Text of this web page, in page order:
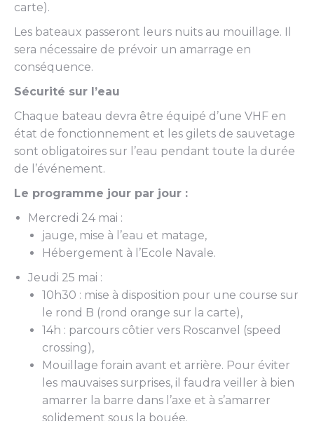
carte).
Les bateaux passeront leurs nuits au mouillage. Il
sera nécessaire de prévoir un amarrage en
conséquence.
Sécurité sur l’eau
Chaque bateau devra être équipé d’une VHF en
état de fonctionnement et les gilets de sauvetage
sont obligatoires sur l’eau pendant toute la durée
de l’événement.
Le programme jour par jour :
Mercredi 24 mai :
jauge, mise à l’eau et matage,
Hébergement à l’Ecole Navale.
Jeudi 25 mai :
10h30 : mise à disposition pour une course sur
le rond B (rond orange sur la carte),
14h : parcours côtier vers Roscanvel (speed
crossing),
Mouillage forain avant et arrière. Pour éviter
les mauvaises surprises, il faudra veiller à bien
amarrer la barre dans l’axe et à s’amarrer
solidement sous la bouée.